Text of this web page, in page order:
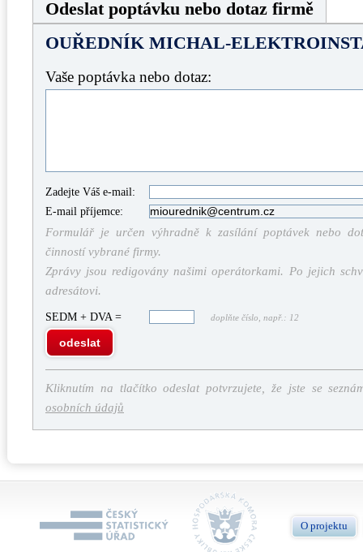
Odeslat poptávku nebo dotaz firmě
OUŘEDNÍK MICHAL-
Vaše poptávka nebo dotaz:
Zadejte Váš e-mail:
E-mail příjemce:
Formulář je určen výhradně k zasílání poptávek nebo
činností vybrané firmy.
Zprávy jsou redigovány našimi operátorkami. Po jejich
adresátovi.
SEDM + DVA = doplňte číslo, např.: 12
odeslat
Kliknutím na tlačítko odeslat potvrzujete, že jste se
osobních údajů
O projektu